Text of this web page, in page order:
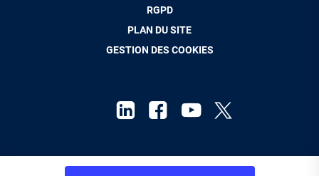
RGPD
PLAN DU SITE
GESTION DES COOKIES